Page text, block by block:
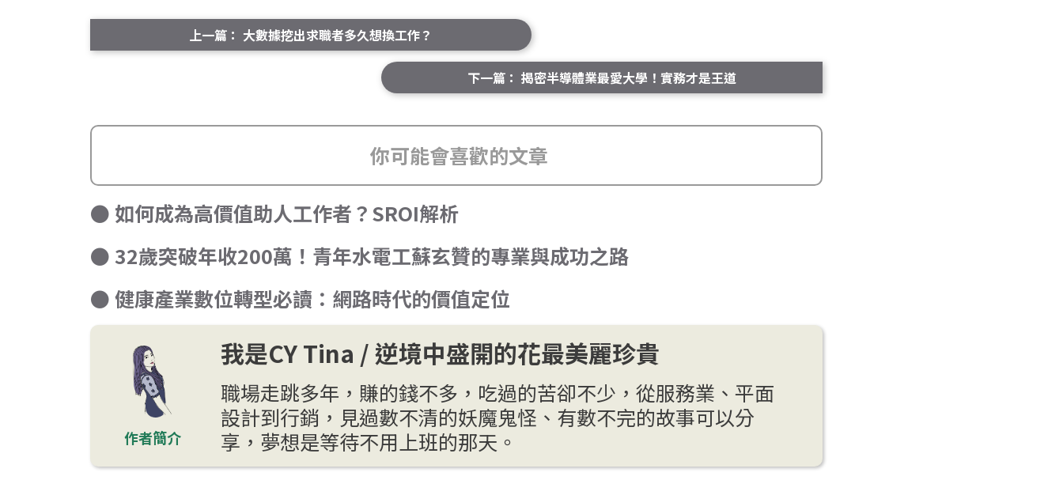
上一篇： 大數據挖出求職者多久想換工作？
下一篇： 揭密半導體業最愛大學！實務才是王道
你可能會喜歡的文章
● 如何成為高價值助人工作者？SROI解析
● 32歲突破年收200萬！青年水電工蘇玄贊的專業與成功之路
● 健康產業數位轉型必讀：網路時代的價值定位
作者簡介
我是CY Tina / 逆境中盛開的花最美麗珍貴
職場走跳多年，賺的錢不多，吃過的苦卻不少，從服務業、平面
設計到行銷，見過數不清的妖魔鬼怪、有數不完的故事可以分
享，夢想是等待不用上班的那天。